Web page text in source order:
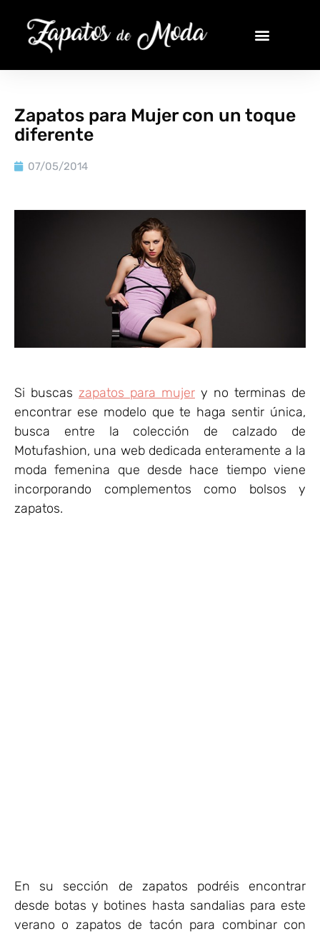
Zapatos para Mujer con un toque
diferente
07/05/2014
Si buscas zapatos para mujer y no terminas de
encontrar ese modelo que te haga sentir única,
busca entre la colección de calzado de
Motufashion, una web dedicada enteramente a la
moda femenina que desde hace tiempo viene
incorporando complementos como bolsos y
zapatos.
En su sección de zapatos podréis encontrar
desde botas y botines hasta sandalias para este
verano o zapatos de tacón para combinar con